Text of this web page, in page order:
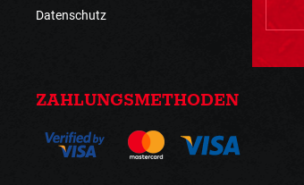
Datenschutz
ZAHLUNGSMETHODEN